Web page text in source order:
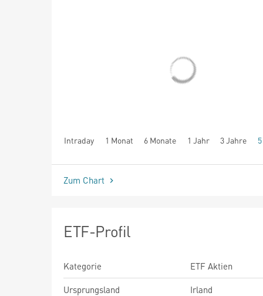
Intraday 1 Monat 6 Monate 1 Jahr 3 Jahre
seit Beginn
Zum Chart
ETF-Profil
Kategorie
ETF Aktien
Ursprungsland
Irland